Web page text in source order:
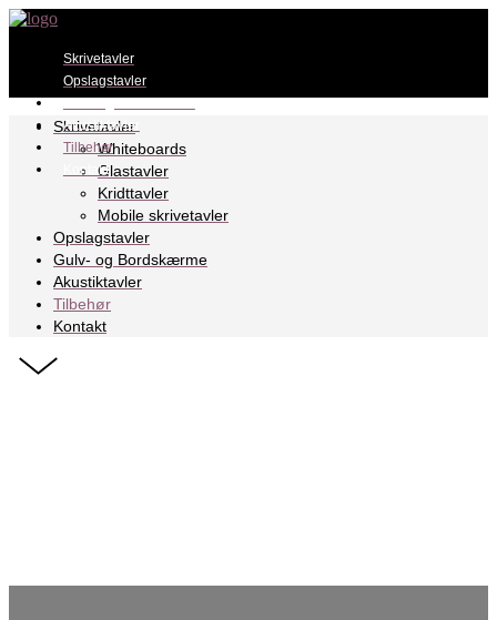
Skrivetavler
Whiteboards
Glastavler
Opslagstavler
Akustiktavler
Tilbehør
Kontakt
Skrivetavler
Whiteboards
Glastavler
Kridttavler
Mobile skrivetavler
Opslagstavler
Gulv- og Bordskærme
Akustiktavler
Tilbehør
Kontakt